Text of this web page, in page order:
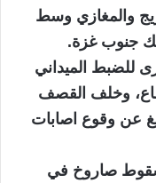
والمغازي وسط
جنوب غزة.
للضبط الميداني
وخلف القصف
عن وقوع اصابات
سقوط صاروخ في